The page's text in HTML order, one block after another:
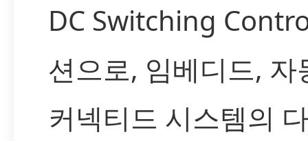
DC Switching
션으로, 임베디드, 자
커넥티드 시스템의